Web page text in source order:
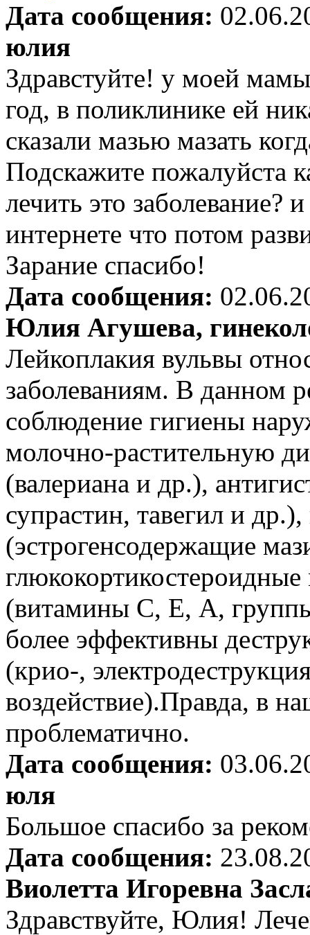
Дата сообщения:
юлия
Здравстуйте! у моей
год, в поликлинике ей
сказали мазью мазать
Подскажите пожалуйста
лечить это заболевание?
интернете что потом
Зарание спасибо!
Дата сообщения:
Юлия Агушева,
Лейкоплакия вульвы
заболеваниям. В данном
соблюдение гигиены
молочно-растительную
(валериана и др.),
супрастин, тавегил и
(эстрогенсодержащие
(витамины С, Е, А,
более эффективны
(крио-,
воздействие).Правда, в
проблематично.
Дата сообщения:
юля
Большое спасибо за
Дата сообщения:
Виолетта Игоревна
Здравствуйте, Юлия!